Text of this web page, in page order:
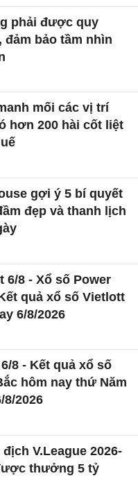
phải được quy
đảm bảo tầm nhìn
mối các vị trí
hơn 200 hài cốt liệt
gợi ý 5 bí quyết
đẹp và thanh lịch
6/8 - Xổ số Power
quả xổ số Vietlott
6/8/2026
8 - Kết quả xổ số
hôm nay thứ Năm
8/2026
V.League 2026-
thưởng 5 tỷ